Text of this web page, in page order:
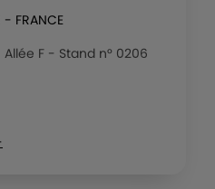
- FRANCE
Allée F - Stand n° 0206